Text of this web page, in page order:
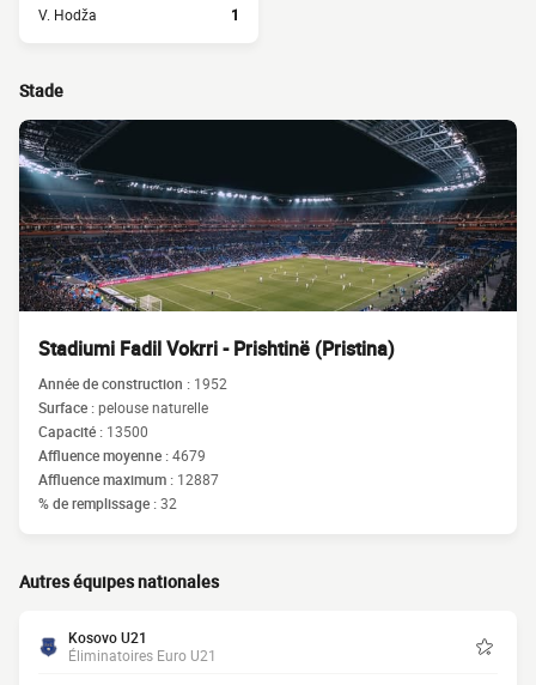
V. Hodža 1
Stade
Stadiumi Fadil Vokrri - Prishtinë (Pristina)
Année de construction : 1952
Surface :pelouse naturelle
Capacité : 13500
Affluence moyenne :4679
Affluence maximum : 12887
% de remplissage :32
Autres équipes nationales
Kosovo U21
Éliminatoires Euro U21